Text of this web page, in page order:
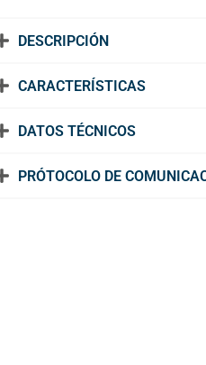
DESCRIPCIÓN
CARACTERÍSTICAS
DATOS TÉCNICOS
PRÓTOCOLO DE